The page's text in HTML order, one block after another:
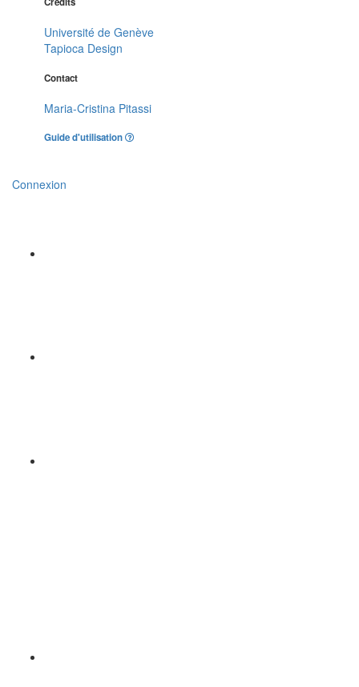
Université de Genève
Tapioca Design
Contact
Maria-Cristina Pitassi
Guide d'utilisation
Connexion